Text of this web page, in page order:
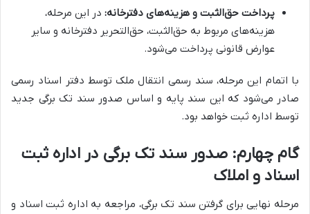
پرداخت حق‌الثبت و هزینه‌های دفترخانه: در این مرحله،
هزینه‌های مربوط به حق‌الثبت، حق‌التحریر دفترخانه و سایر
عوارض قانونی پرداخت می‌شود.
با اتمام این مرحله، سند رسمی انتقال ملک توسط دفتر اسناد رسمی
صادر می‌شود که این سند پایه و اساس صدور سند تک برگی جدید
توسط اداره ثبت خواهد بود.
گام چهارم: صدور سند تک برگی در اداره ثبت
اسناد و املاک
مرحله نهایی برای گرفتن سند تک برگی، مراجعه به اداره ثبت اسناد و